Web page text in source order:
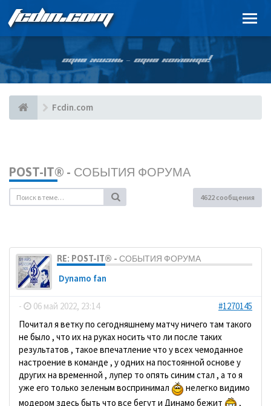
FCDIN.COM
ОДНА ЖИЗНЬ – ОДНА КОМАНДА!
Fcdin.com
POST-IT® - СОБЫТИЯ ФОРУМА
4622 сообщения
RE: POST-IT® - СОБЫТИЯ ФОРУМА
Dynamo fan
- 06 май 2022, 23:14
#1270145
Почитал я ветку по сегодняшнему матчу ничего там такого
не было , что их на руках носить что ли после таких
результатов , такое впечатление что у всех чемоданное
настроение в команде , у одних на постоянной основе у
других на временной , лупер то опять синим стал , а то я
уже его только зеленым воспринимал
нелегко видимо
модером здесь быть что все бегут и Динамо бежит
,